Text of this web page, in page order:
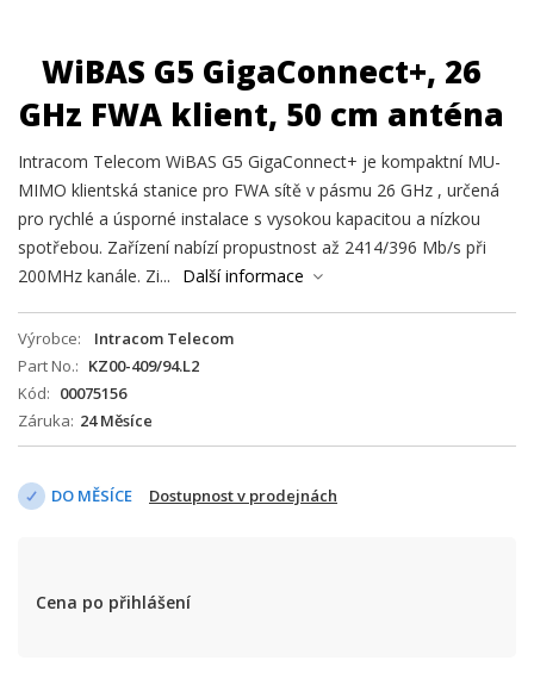
WiBAS G5 GigaConnect+, 26
GHz FWA klient, 50 cm anténa
Intracom Telecom WiBAS G5 GigaConnect+ je kompaktní MU-
MIMO klientská stanice pro FWA sítě v pásmu 26 GHz , určená
pro rychlé a úsporné instalace s vysokou kapacitou a nízkou
spotřebou. Zařízení nabízí propustnost až 2414/396 Mb/s při
200MHz kanále. Zi...
Další informace
Výrobce
Intracom Telecom
Part No.
KZ00-409/94.L2
Kód
00075156
Záruka 24 Měsíce
DO MĚSÍCE Dostupnost v prodejnách
Cena po přihlášení